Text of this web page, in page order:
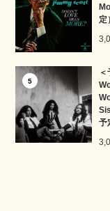
定）
5
予